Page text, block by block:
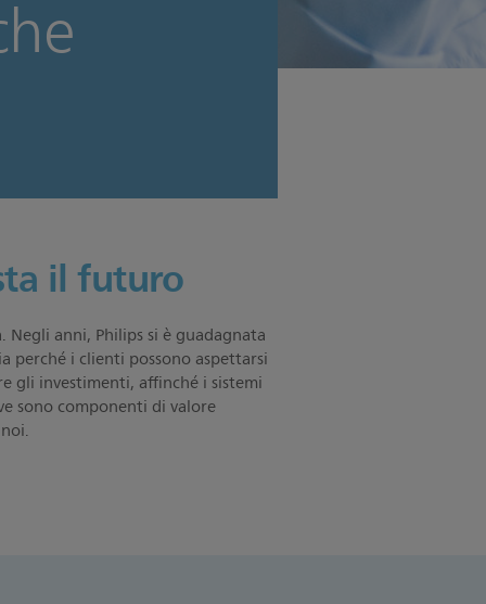
il futuro
Negli anni, Philips si è guadagnata
perché i clienti possono aspettarsi
gli investimenti, affinché i sistemi
sono componenti di valore